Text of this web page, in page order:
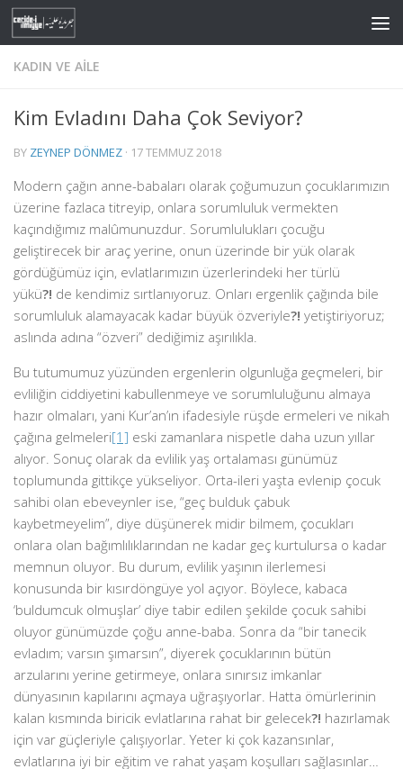
Skip to content
KADIN VE AILE
Kim Evladını Daha Çok Seviyor?
BY ZEYNEP DÖNMEZ · 17 TEMMUZ 2018
Modern çağın anne-babaları olarak çoğumuzun çocuklarımızın
üzerine fazlaca titreyip, onlara sorumluluk vermekten
kaçındığımız malûmunuzdur. Sorumlulukları çocuğu
geliştirecek bir araç yerine, onun üzerinde bir yük olarak
gördüğümüz için, evlatlarımızın üzerlerindeki her türlü
yükü?! de kendimiz sırtlanıyoruz. Onları ergenlik çağında bile
sorumluluk alamayacak kadar büyük özveriyle?! yetiştiriyoruz;
aslında adına “özveri” dediğimiz aşırılıkla.
Bu tutumumuz yüzünden ergenlerin olgunluğa geçmeleri, bir
evliliğin ciddiyetini kabullenmeye ve sorumluluğunu almaya
hazır olmaları, yani Kur’an’ın ifadesiyle rüşde ermeleri ve nikah
çağına gelmeleri[1] eski zamanlara nispetle daha uzun yıllar
alıyor. Sonuç olarak da evlilik yaş ortalaması günümüz
toplumunda gittikçe yükseliyor. Orta-ileri yaşta evlenip çocuk
sahibi olan ebeveynler ise, “geç bulduk çabuk
kaybetmeyelim”, diye düşünerek midir bilmem, çocukları
onlara olan bağımlılıklarından ne kadar geç kurtulursa o kadar
memnun oluyor. Bu durum, evlilik yaşının ilerlemesi
konusunda bir kısırdöngüye yol açıyor. Böylece, kabaca
‘buldumcuk olmuşlar’ diye tabir edilen şekilde çocuk sahibi
oluyor günümüzde çoğu anne-baba. Sonra da “bir tanecik
evladım; varsın şımarsın”, diyerek çocuklarının bütün
arzularını yerine getirmeye, onlara sınırsız imkanlar
dünyasının kapılarını açmaya uğraşıyorlar. Hatta ömürlerinin
kalan kısmında biricik evlatlarına rahat bir gelecek?! hazırlamak
için var güçleriyle çalışıyorlar. Yeter ki çok kazansınlar,
evlatlarına iyi bir eğitim ve rahat yaşam koşulları sağlasınlar…